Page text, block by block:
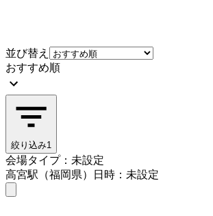
並び替え
おすすめ順
絞り込み1
会場タイプ：未設定
高宮駅（福岡県）
日時：未設定